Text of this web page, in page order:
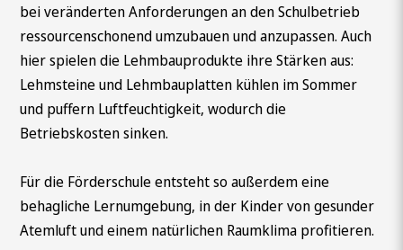
bei veränderten Anforderungen an den Schulbetrieb
ressourcenschonend umzubauen und anzupassen. Auch
hier spielen die Lehmbauprodukte ihre Stärken aus:
Lehmsteine und Lehmbauplatten kühlen im Sommer
und puffern Luftfeuchtigkeit, wodurch die
Betriebskosten sinken.
Für die Förderschule entsteht so außerdem eine
behagliche Lernumgebung, in der Kinder von gesunder
Atemluft und einem natürlichen Raumklima profitieren.